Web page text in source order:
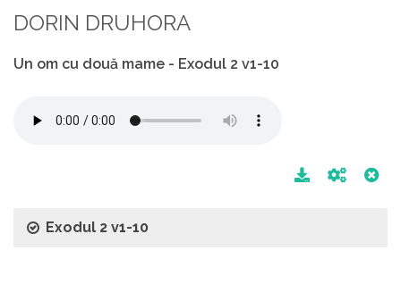
DORIN DRUHORA
Un om cu două mame - Exodul 2 v1-10
Exodul 2 v1-10